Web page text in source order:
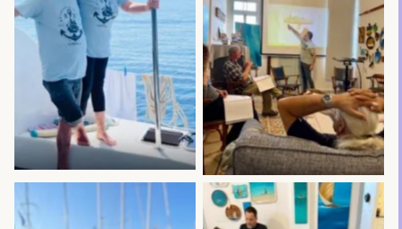
No Caption
No Caption